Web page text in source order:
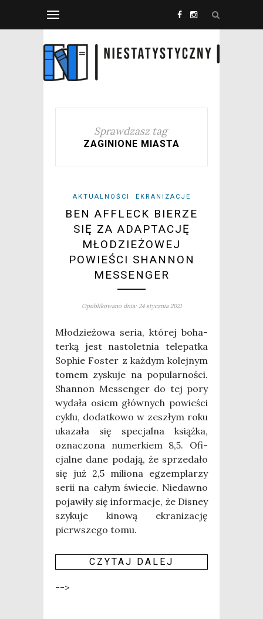
Sprawdzasz tag
ZAGINIONE MIASTA
AKTUALNOŚCI EKRANIZACJE
BEN AFFLECK BIERZE
SIĘ ZA ADAPTACJĘ
MŁODZIEŻOWEJ
POWIEŚCI SHANNON
MESSENGER
Opublikowano dnia: 24 stycznia 2021
Mło­dzie­żo­wa seria, któ­rej boha­
ter­ką jest nasto­let­nia tele­pat­ka
Sophie Foster z każ­dym kolej­nym
tomem zysku­je na popu­lar­no­ści.
Shan­non Mes­sen­ger do tej pory
wyda­ła osiem głów­nych powie­ści
cyklu, dodat­ko­wo w zeszłym roku
uka­za­ła się spe­cjal­na książ­ka,
ozna­czo­na numer­kiem 8,5. Ofi­
cjal­ne dane poda­ją, że sprze­da­ło
się już 2,5 milio­na egzem­pla­rzy
serii na całym świe­cie. Nie­daw­no
poja­wi­ły się infor­ma­cje, że Disney
szy­ku­je kino­wą ekra­ni­za­cję
pierw­sze­go tomu.
CZY­TAJ DALEJ
-->